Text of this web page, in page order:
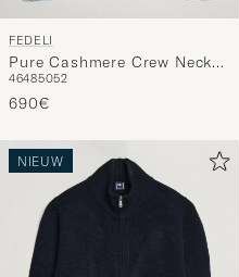
FEDELI
Pure Cashmere Crew Neck
Light Blue
46485052
690€
NIEUW